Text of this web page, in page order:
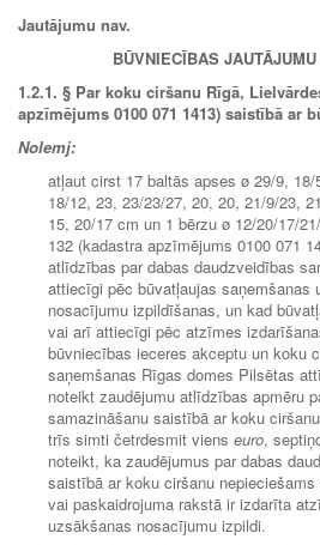
Jautājumu nav.
BŪVNIECĪBAS
1.2.1. § Par koku ciršanu Rīgā,
apzīmējums 0100 071 1413) saistībā ar
Nolemj:
atļaut cirst 17 baltās apses ø 29/9,
18/12, 23, 23/23/27, 20, 20, 21/9/23,
15, 20/17 cm un 1 bērzu ø 12/20/17/
132 (kadastra apzīmējums 0100 071
atlīdzības par dabas daudzveidības
attiecīgi pēc būvatļaujas saņemšanas
nosacījumu izpildīšanas, un kad
vai arī attiecīgi pēc atzīmes
būvniecības ieceres akceptu un koku
saņemšanas Rīgas domes Pilsētas
noteikt zaudējumu atlīdzības apmēru
samazināšanu saistībā ar koku ciršanu
trīs simti četrdesmit viens euro,
noteikt, ka zaudējumus par dabas
saistībā ar koku ciršanu
vai paskaidrojuma rakstā ir izdarīta
uzsākšanas nosacījumu izpildi.